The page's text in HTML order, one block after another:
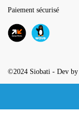
©2024 Siobati - Dev by
Paiement sécurisé